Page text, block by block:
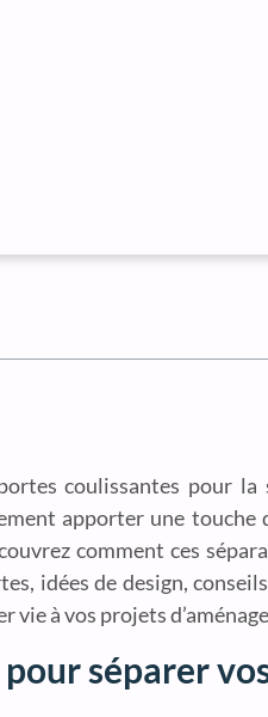
coulissantes pour
apporter une
comment ces
idées de design,
à vos projets
séparer